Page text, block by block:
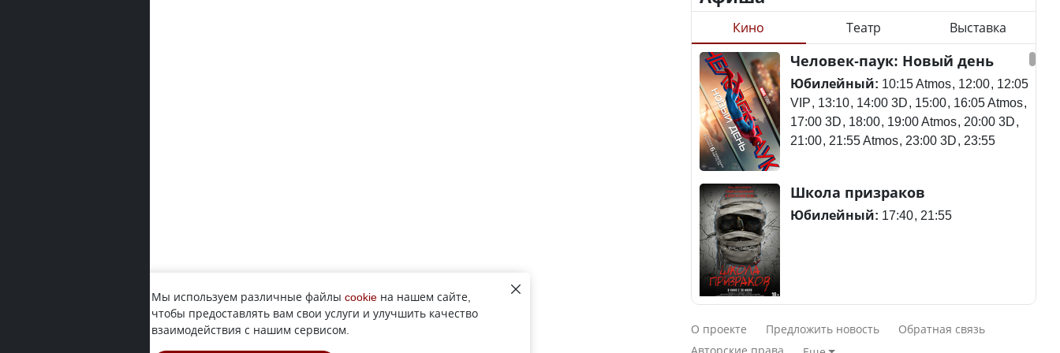
Будут ли представлены
интересы регионов в
Курултае?
Ең төменгі жалақы,
алимент, экология: жеті
партия сайлаушылармен
нені талқылап жатыр?
Минимальная зарплата,
чем говорят с
Станет ли
метапневмовирус
эпидемией, рассказали в
ВОЗ
потерпел крушение в
Южной Корее, погибли
120 человек
Актау: Путин принес
Кино Театр Выставка
Человек-паук: Новый день
Юбилейный: 10:15 Atmos 12:00 12:05
VIP 13:10 14:00 3D 15:00 16:05 Atmos
17:00 3D 18:00 19:00 Atmos 20:00 3D
21:00 21:55 Atmos 23:00 3D 23:55
Школа призраков
Юбилейный: 17:40 21:55
Смешарики сквозь вселенные
Юбилейный:
О проекте Предложить новость
Обратная связь
Мы используем различные файлы cookie на нашем сайте,
чтобы предоставлять вам свои услуги и улучшить качество
взаимодействия с нашим сервисом.